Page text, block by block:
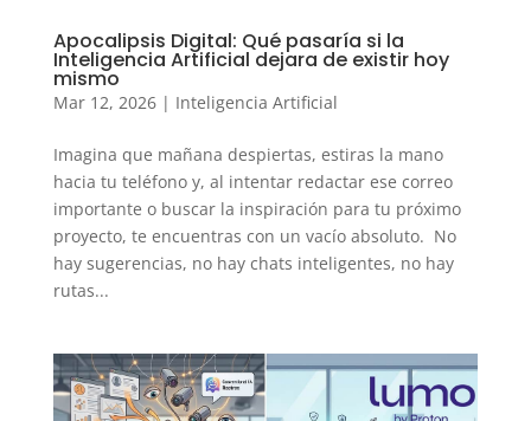
Apocalipsis Digital: Qué pasaría si la
Inteligencia Artificial dejara de existir hoy
mismo
Mar 12, 2026| Inteligencia Artificial
Imagina que mañana despiertas, estiras la mano
hacia tu teléfono y, al intentar redactar ese correo
importante o buscar la inspiración para tu próximo
proyecto, te encuentras con un vacío absoluto. No
hay sugerencias, no hay chats inteligentes, no hay
rutas...